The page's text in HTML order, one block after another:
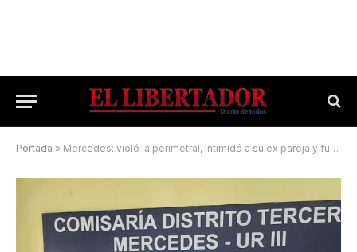
Portada » Mercedes: violó la perimetral, intimidó a su ex pareja y fue demorado